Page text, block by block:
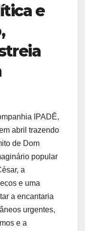
e
IPADÊ,
abril trazendo
de Dom
popular
a
e uma
a encantaria
urgentes,
e a